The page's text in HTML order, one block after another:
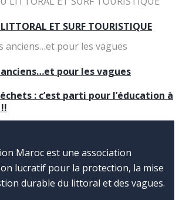
ET SURF TOURISTIQUE
pour les vagues
: c’est parti pour l’éducation à
Maroc est une association
lucratif pour la protection, la mise
durable du littoral et des vagues.